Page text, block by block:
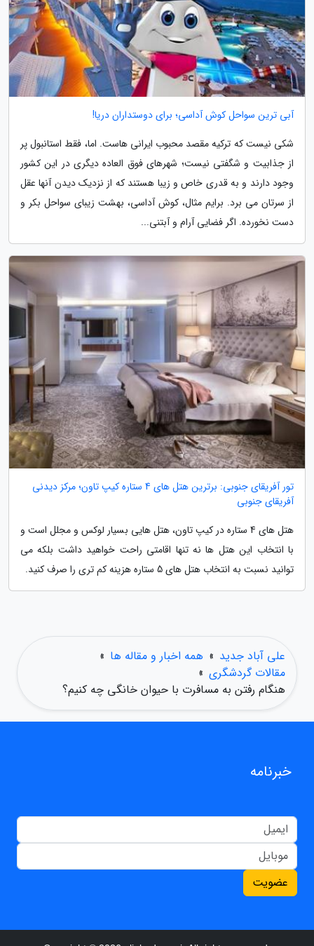
آبی ترین سواحل کوش آداسی؛ برای دوستداران دریا!
شکی نیست که ترکیه مقصد محبوب ایرانی هاست. اما، فقط استانبول پر
از جذابیت و شگفتی نیست؛ شهرهای فوق العاده دیگری در این کشور
وجود دارند و به قدری خاص و زیبا هستند که از نزدیک دیدن آنها عقل
از سرتان می برد. برایم مثال، کوش آداسی، بهشت زیبای سواحل بکر و
دست نخورده. اگر فضایی آرام و آبتنی...
تور آفریقای جنوبی: برترین هتل های 4 ستاره کیپ تاون؛ مرکز دیدنی
آفریقای جنوبی
هتل های 4 ستاره در کیپ تاون، هتل هایی بسیار لوکس و مجلل است و
با انتخاب این هتل ها نه تنها اقامتی راحت خواهید داشت بلکه می
توانید نسبت به انتخاب هتل های 5 ستاره هزینه کم تری را صرف کنید.
علی آباد جدید » همه اخبار و مقاله ها »
مقالات گردشگری »
هنگام رفتن به مسافرت با حیوان خانگی چه کنیم؟
خبرنامه
عضویت